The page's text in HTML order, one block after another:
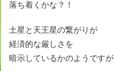
落ち着くかな？！
土星と天王星の繋がりが
経済的な厳しさを
暗示しているかのようですが